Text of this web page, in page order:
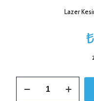
Lazer
₺
Unicorn